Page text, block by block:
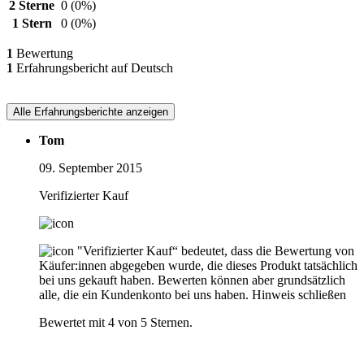
2 Sterne 0 (0%)
1 Stern
0 (0%)
1 Bewertung
1 Erfahrungsbericht auf Deutsch
Alle Erfahrungsberichte anzeigen
Tom
09. September 2015
Verifizierter Kauf
"Verifizierter Kauf“ bedeutet, dass die Bewertung von
Käufer:innen abgegeben wurde, die dieses Produkt tatsächlich
bei uns gekauft haben. Bewerten können aber grundsätzlich
alle, die ein Kundenkonto bei uns haben. Hinweis schließen
Bewertet mit 4 von 5 Sternen.